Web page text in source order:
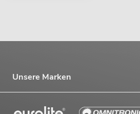
Unsere Marken